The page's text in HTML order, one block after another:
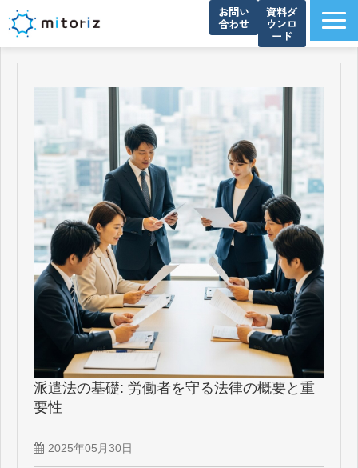
お問い
合わせ
資料ダ
ウンロ
ード
選ばれる理由
導入事例
ブログ
お知らせ
よくあるご質問
資料ダウンロード一覧
会社概要
派遣法の基礎: 労働者を守る法律の概要と重
要性
2025年05月30日